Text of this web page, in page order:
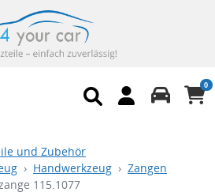
0
und Zubehör
Handwerkzeug
Zangen
115.1077